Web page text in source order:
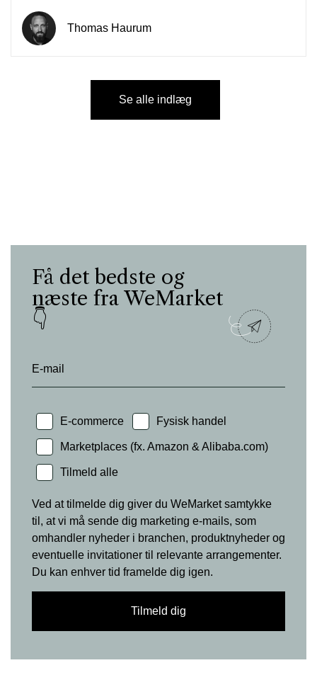
Thomas Haurum
Se alle indlæg
Få det bedste og
næste fra WeMarket
👇
E-mail
E-commerce Fysisk handel
Marketplaces (fx. Amazon & Alibaba.com)
Tilmeld alle
Ved at tilmelde dig giver du WeMarket samtykke
til, at vi må sende dig marketing e-mails, som
omhandler nyheder i branchen, produktnyheder og
eventuelle invitationer til relevante arrangementer.
Du kan enhver tid framelde dig igen.